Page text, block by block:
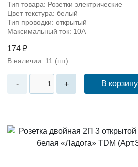
Тип товара: Розетки электрические
Цвет текстура: белый
Тип проводки: открытый
Максимальный ток: 10А
174 ₽
В наличии: 11 (шт)
- + В корзину